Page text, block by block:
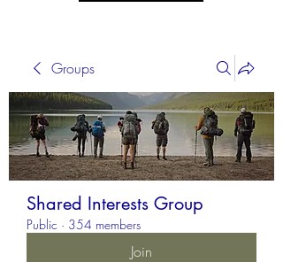
Groups
Shared Interests Group
Public · 354 members
Join